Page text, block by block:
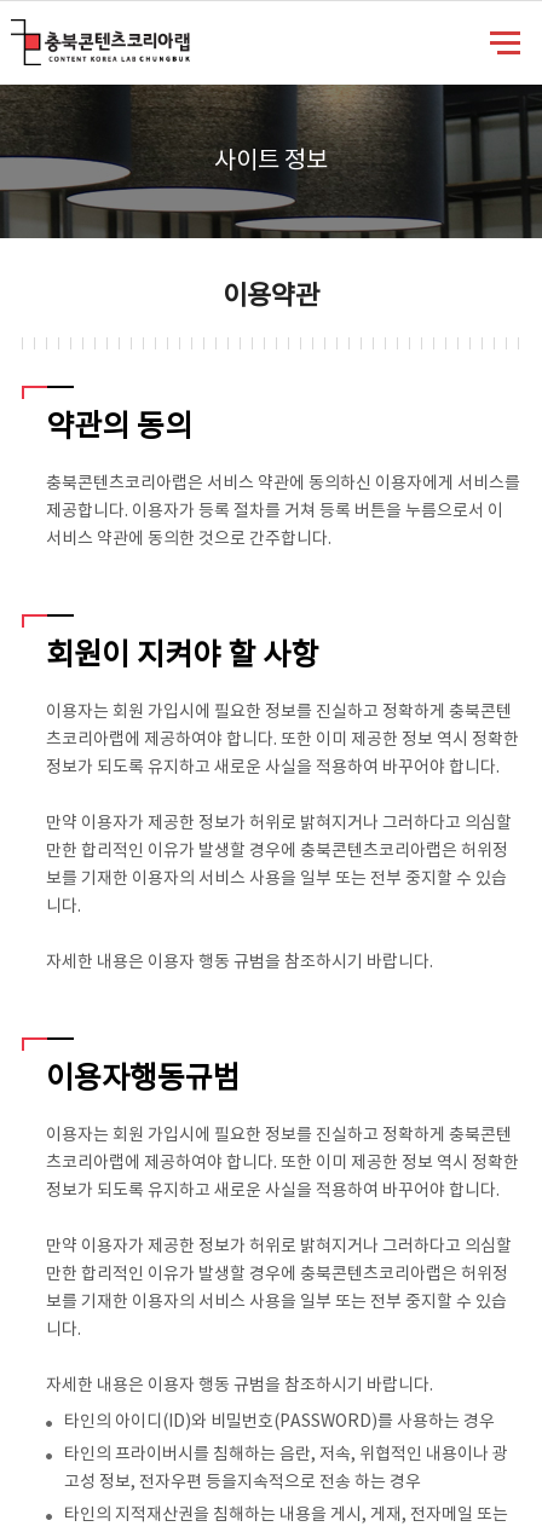
사이트 정보
이용약관
약관의 동의
충북콘텐츠코리아랩은 서비스 약관에 동의하신 이용자에게 서비스를
제공합니다. 이용자가 등록 절차를 거쳐 등록 버튼을 누름으로서 이
서비스 약관에 동의한 것으로 간주합니다.
회원이 지켜야 할 사항
이용자는 회원 가입시에 필요한 정보를 진실하고 정확하게 충북콘텐
츠코리아랩에 제공하여야 합니다. 또한 이미 제공한 정보 역시 정확한
정보가 되도록 유지하고 새로운 사실을 적용하여 바꾸어야 합니다.
만약 이용자가 제공한 정보가 허위로 밝혀지거나 그러하다고 의심할
만한 합리적인 이유가 발생할 경우에 충북콘텐츠코리아랩은 허위정
보를 기재한 이용자의 서비스 사용을 일부 또는 전부 중지할 수 있습
니다.
자세한 내용은 이용자 행동 규범을 참조하시기 바랍니다.
이용자행동규범
이용자는 회원 가입시에 필요한 정보를 진실하고 정확하게 충북콘텐
츠코리아랩에 제공하여야 합니다. 또한 이미 제공한 정보 역시 정확한
정보가 되도록 유지하고 새로운 사실을 적용하여 바꾸어야 합니다.
만약 이용자가 제공한 정보가 허위로 밝혀지거나 그러하다고 의심할
만한 합리적인 이유가 발생할 경우에 충북콘텐츠코리아랩은 허위정
보를 기재한 이용자의 서비스 사용을 일부 또는 전부 중지할 수 있습
니다.
자세한 내용은 이용자 행동 규범을 참조하시기 바랍니다.
타인의 아이디(ID)와 비밀번호(PASSWORD)를 사용하는 경우
타인의 프라이버시를 침해하는 음란, 저속, 위협적인 내용이나 광
고성 정보, 전자우편 등을지속적으로 전송 하는 경우
타인의 지적재산권을 침해하는 내용을 게시, 게재, 전자메일 또는